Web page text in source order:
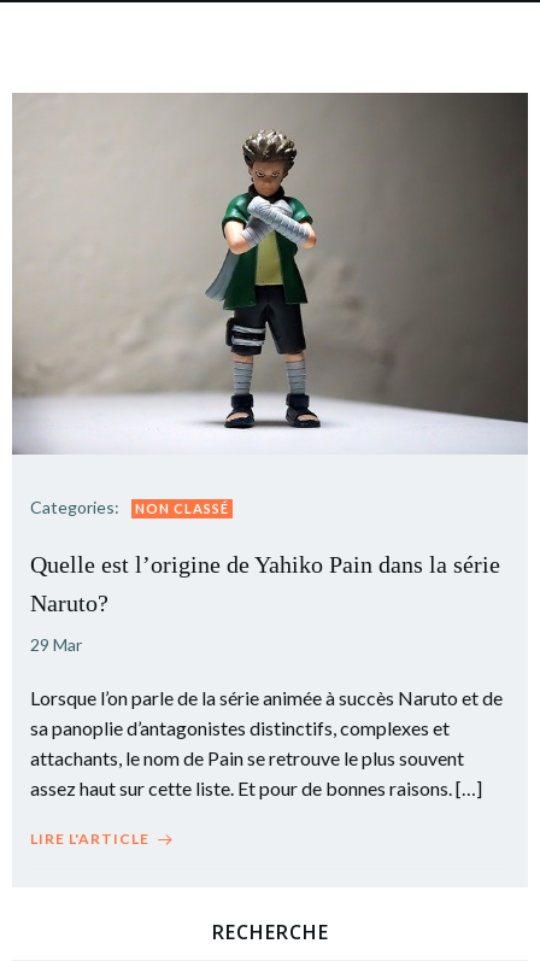
Categories: NON CLASSÉ
Quelle est l’origine de Yahiko Pain dans la série
Naruto?
29 Mar
Lorsque l’on parle de la série animée à succès Naruto et de
sa panoplie d’antagonistes distinctifs, complexes et
attachants, le nom de Pain se retrouve le plus souvent
assez haut sur cette liste. Et pour de bonnes raisons. […]
LIRE L'ARTICLE
RECHERCHE